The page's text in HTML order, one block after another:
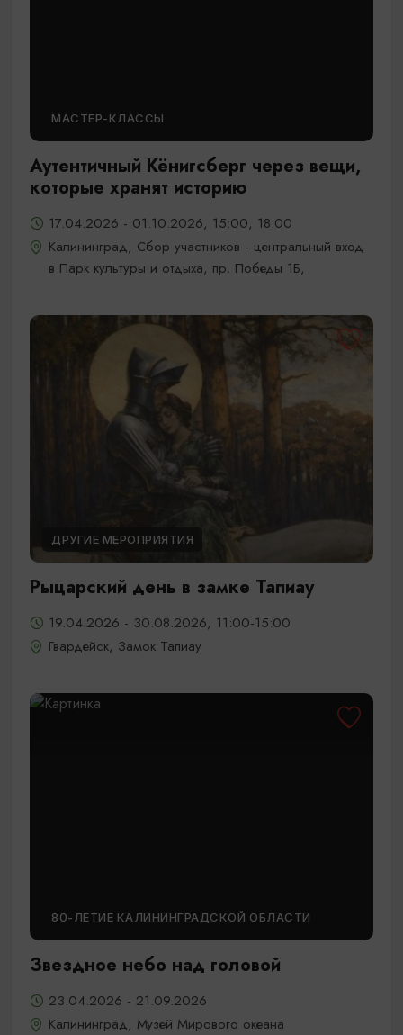
МАСТЕР-КЛАССЫ
Аутентичный Кёнигсберг через вещи,
которые хранят историю
17.04.2026 - 01.10.2026, 15:00, 18:00
Калининград, Сбор участников - центральный вход
в Парк культуры и отдыха, пр. Победы 1Б,
ДРУГИЕ МЕРОПРИЯТИЯ
Рыцарский день в замке Тапиау
19.04.2026 - 30.08.2026, 11:00-15:00
Гвардейск, Замок Тапиау
80-ЛЕТИЕ КАЛИНИНГРАДСКОЙ ОБЛАСТИ
Звездное небо над головой
23.04.2026 - 21.09.2026
Калининград, Музей Мирового океана